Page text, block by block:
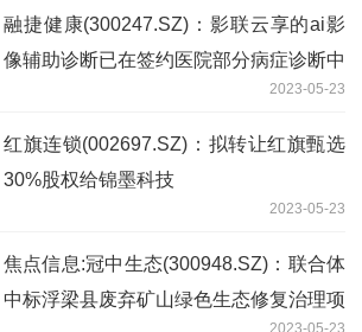
融捷健康(300247.SZ)：影联云享的ai影
像辅助诊断已在签约医院部分病症诊断中
2023-05-23
红旗连锁(002697.SZ)：拟转让红旗甄选
30%股权给锦墨科技
2023-05-23
焦点信息:冠中生态(300948.SZ)：联合体
中标浮梁县废弃矿山绿色生态修复治理项
2023-05-23